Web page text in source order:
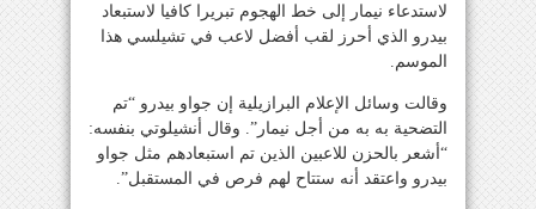
لاستدعاء نيمار إلى خط الهجوم تبريرا كافيا لاستبعاد
بيدرو الذي أحرز لقب أفضل لاعب في تشيلسي هذا
الموسم.
وقالت وسائل الإعلام البرازيلية إن جواو بيدرو “تم
التضحية به به من أجل نيمار”. وقال أنشيلوتي بنفسه:
“أشعر بالحزن للاعبين الذين تم استبعادهم مثل جواو
بيدرو واعتقد أنه ستتاح لهم فرص في المستقبل”.